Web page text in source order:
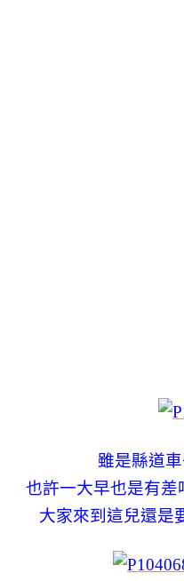
雖是縣道
也許一大早也是有
大家來到這兒還是